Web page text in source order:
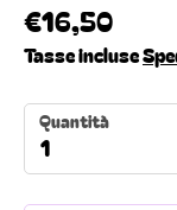
€16,50
Tasse incluse
Quantità
1